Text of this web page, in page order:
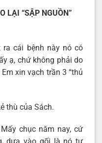
LẠI “SẬP NGUỒN”
ra cái bệnh này nó có
ạ, chứ không phải do
xin vạch trần 3 “thủ
thù của Sách.
chục năm nay, cứ